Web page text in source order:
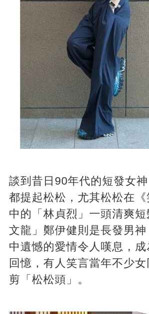
談到昔日90年代的短發女
都提起松松，尤其松松在《
中的「林貞烈」一頭清爽
文龍」鄭伊健則是長發男神
中遺憾的愛情令人嘆息，
回憶，有人笑言當年不少
剪「松松頭」。